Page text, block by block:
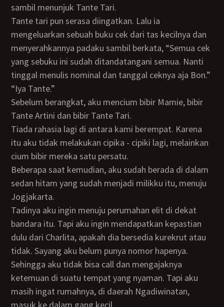
sambil menunjuk Tante Tari.
Tante tari pun serasa diingatkan. Lalu ia
mengeluarkan sebuah buku cek dari tas kecilnya dan
menyerahkannya padaku sambil berkata, “Semua cek
yang sebuku ini sudah ditandatangani semua. Nanti
tinggal menulis nominal dan tanggal ceknya aja Bon.”
“Iya Tante.”
Sebelum berangkat, aku mencium bibir Mamie, bibir
Tante Artini dan bibir Tante Tari.
Tiada rahasia lagi di antara kami berempat. Karena
itu aku tidak melakukan cipika - cipiki lagi, melainkan
cium bibir mereka satu persatu.
Beberapa saat kemudian, aku sudah berada di dalam
sedan hitam yang sudah menjadi milikku itu, menuju
Jogjakarta.
Tadinya aku ingin menuju perumahan elit di dekat
bandara itu. Tapi aku ingin mendapatkan kepastian
dulu dari Charlita, apakah dia bersedia kurekrut atau
tidak. Sayang aku belum punya nomor hapenya.
Sehingga aku tidak bisa call dan mengajaknya
ketemuan di suatu tempat yang nyaman. Tapi aku
masih ingat rumahnya, di daerah Ngadiwinatan,